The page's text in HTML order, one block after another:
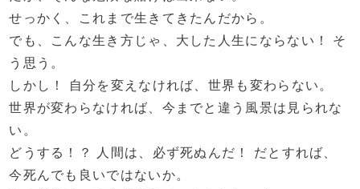
せっかく、これまで生きてきたんだから。
でも、こんな生き方じゃ、大した人生にならない！ そ
う思う。
しかし！ 自分を変えなければ、世界も変わらない。
世界が変わらなければ、今までと違う風景は見られな
い。
どうする！？ 人間は、必ず死ぬんだ！ だとすれば、
今死んでも良いではないか。